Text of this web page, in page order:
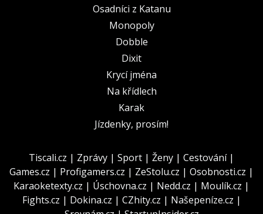
Osadníci z Katanu
Monopoly
Dobble
Dixit
Krycí jména
Na křídlech
Karak
Jízdenky, prosím!
Tiscali.cz | Zprávy | Sport | Ženy | Cestování|
Games.cz | Profigamers.cz | ZeStolu.cz | Osobnosti.cz |
Karaoketexty.cz | Úschovna.cz | Nedd.cz | Moulík.cz |
Fights.cz | Dokina.cz | CZhity.cz | Našepeníze.cz |